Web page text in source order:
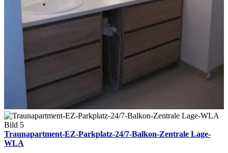
Traunapartment-EZ-Parkplatz-24/7-Balkon-Zentrale Lage-
WLA